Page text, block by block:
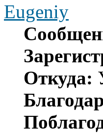
Eugeniy
Откуда: